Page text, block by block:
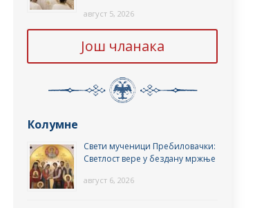
август 5, 2026
Још чланака
Колумне
Свети мученици Пребиловачки:
Светлост вере у бездану мржње
август 6, 2026